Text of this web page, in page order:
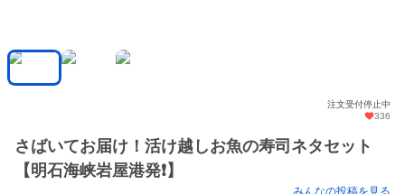
注文受付停止中
336
さばいてお届け！活け越しお魚の寿司ネタセット
【明石海峡岩屋港発❗】
みんなの投稿を見る